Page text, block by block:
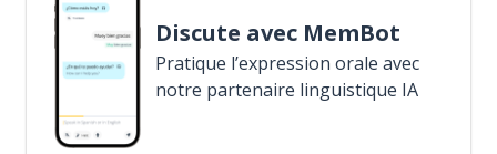
Discute avec MemBot
Pratique l’expression orale avec
notre partenaire linguistique IA